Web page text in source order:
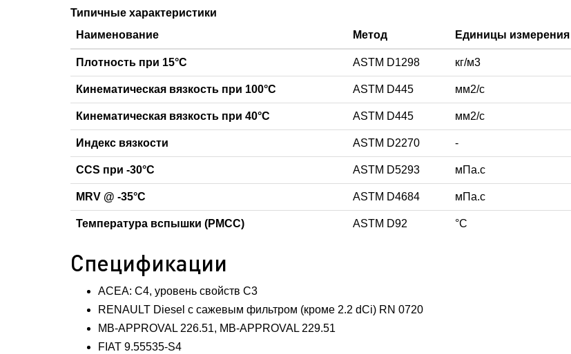
Типичные характеристики
Наименование
Метод Единицы измерения
Плотность при 15°С ASTM D1298 кг/м3
Кинематическая вязкость при 100°С ASTM D445 мм2/с
Кинематическая вязкость при 40°С ASTM D445 мм2/с
Индекс вязкости ASTM D2270 -
CCS при -30°C ASTM D5293 мПа.с
MRV @ -35°C ASTM D4684 мПа.с
Температура вспышки (PMCC) ASTM D92 °С
Спецификации
ACEA: С4, уровень свойств С3
RENAULT Diesel с сажевым фильтром (кроме 2.2 dCi) RN 0720
MB-APPROVAL 226.51, MB-APPROVAL 229.51
FIAT 9.55535-S4